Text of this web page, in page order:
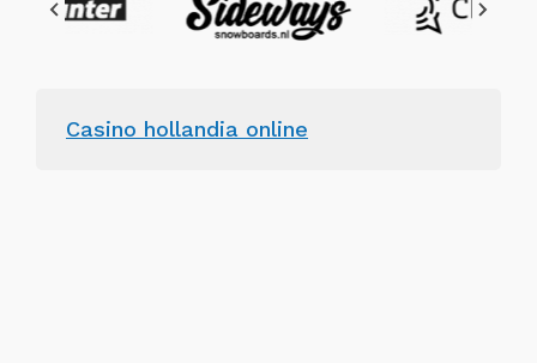
Casino hollandia online